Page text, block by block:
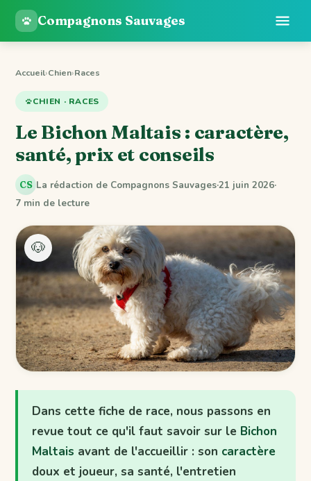
Compagnons Sauvages
Accueil›Chien›Races
CHIEN · RACES
Le Bichon Maltais : caractère,
santé, prix et conseils
CS La rédaction de Compagnons Sauvages·21 juin 2026·
7 min de lecture
🐶
Dans cette fiche de race, nous passons en
revue tout ce qu'il faut savoir sur le Bichon
Maltais avant de l'accueillir : son caractère
doux et joueur, sa santé, l'entretien